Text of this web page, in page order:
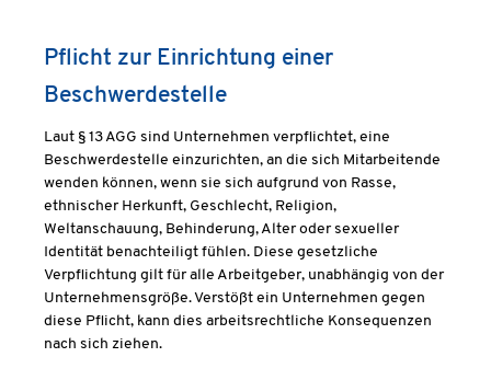
Pflicht zur Einrichtung einer
Beschwerdestelle
Laut § 13 AGG sind Unternehmen verpflichtet, eine
Beschwerdestelle einzurichten, an die sich Mitarbeitende
wenden können, wenn sie sich aufgrund von Rasse,
ethnischer Herkunft, Geschlecht, Religion,
Weltanschauung, Behinderung, Alter oder sexueller
Identität benachteiligt fühlen. Diese gesetzliche
Verpflichtung gilt für alle Arbeitgeber, unabhängig von der
Unternehmensgröße. Verstößt ein Unternehmen gegen
diese Pflicht, kann dies arbeitsrechtliche Konsequenzen
nach sich ziehen.